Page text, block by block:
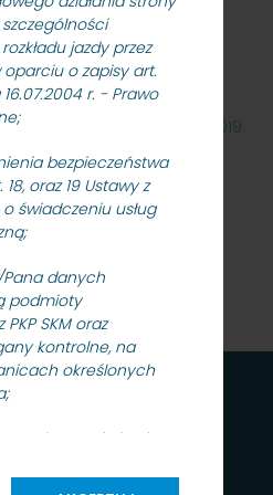
jazdy przez
o zapisy art.
16.07.2004 r. - Prawo
bezpieczeństwa
oraz 19 Ustawy z
o świadczeniu usług
danych
podmioty
SKM oraz
kontrolne, na
określonych
osobowe nie będą
r.2 MB
153 KB
SIWZ- 25.07.2019
SIWZ i OPZ-
13.08.2019 r.22 KB
2019 r.